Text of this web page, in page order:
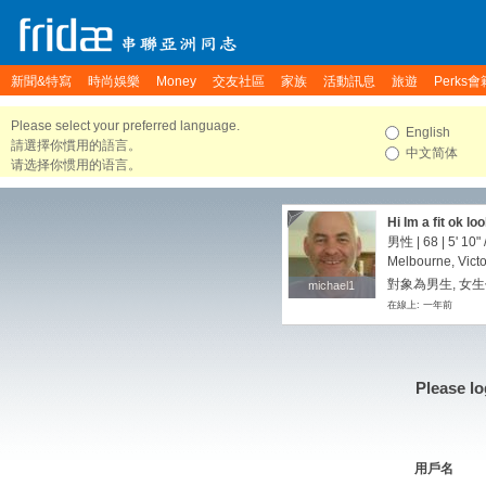
新聞&特寫 時尚娛樂 Money 交友社區 家族 活動訊息 旅遊 Perks會
Please select your preferred language.
請選擇你慣用的語言。
请选择你惯用的语言。
English
中文简体
michael1
michael1
Hi Im a fit ok
cute asian guys
男性 | 68 | 5' 10"
Melbourne,
對象為男生, 女
在線上: 一年前
Please
用戶名